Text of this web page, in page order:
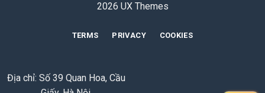
2026 UX Themes
TERMS PRIVACY COOKIES
Địa chỉ: Số 39 Quan Hoa, Cầu